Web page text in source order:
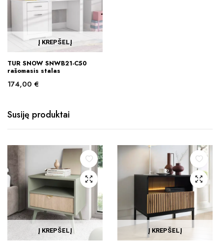
Į KREPŠELĮ
TUR SNOW SNWB21-C50
rašomasis stalas
174,00 €
Susiję produktai
Į KREPŠELĮ Į KREPŠELĮ